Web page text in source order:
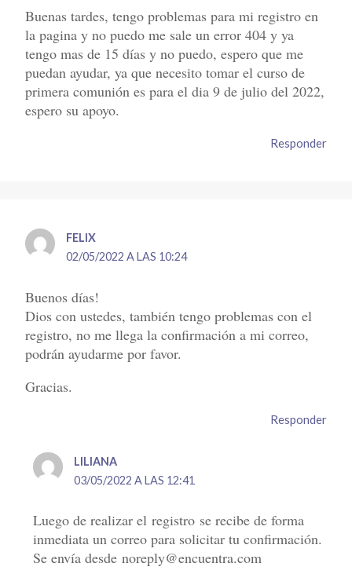
Buenas tardes, tengo problemas para mi registro en
la pagina y no puedo me sale un error 404 y ya
tengo mas de 15 días y no puedo, espero que me
puedan ayudar, ya que necesito tomar el curso de
primera comunión es para el dia 9 de julio del 2022,
espero su apoyo.
Responder
FELIX
02/05/2022 A LAS 10:24
Buenos días!
Dios con ustedes, también tengo problemas con el
registro, no me llega la confirmación a mi correo,
podrán ayudarme por favor.
Gracias.
Responder
LILIANA
03/05/2022 A LAS 12:41
Luego de realizar el registro se recibe de forma
inmediata un correo para solicitar tu confirmación.
Se envía desde noreply@encuentra.com